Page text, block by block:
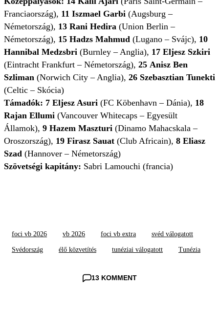
Franciaország), 11 Iszmael Garbi (Augsburg –
Németország), 13 Rani Hedira (Union Berlin –
Németország), 15 Hadzs Mahmud (Lugano – Svájc), 10
Hannibal Medzsbri (Burnley – Anglia), 17 Eljesz Szkiri
(Eintracht Frankfurt – Németország), 25 Anisz Ben
Szliman (Norwich City – Anglia), 26 Szebasztian Tunekti
(Celtic – Skócia)
Támadók: 7 Eljesz Asuri (FC Köbenhavn – Dánia), 18
Rajan Ellumi (Vancouver Whitecaps – Egyesült
Államok), 9 Hazem Maszturi (Dinamo Mahacskala –
Oroszország), 19 Firasz Sauat (Club Africain), 8 Eliasz
Szad (Hannover – Németország)
Szövetségi kapitány: Sabri Lamouchi (francia)
foci vb 2026 vb 2026 foci vb extra svéd válogatott
Svédország élő közvetítés tunéziai válogatott Tunézia
13 KOMMENT